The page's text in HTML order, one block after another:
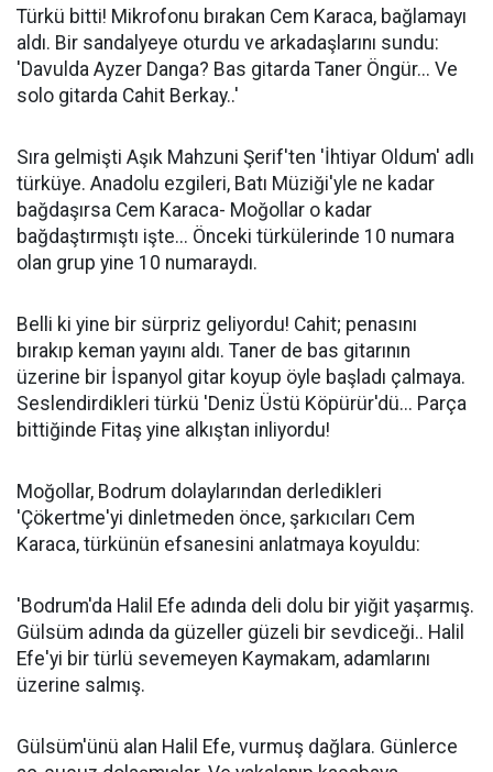
Türkü bitti! Mikrofonu bırakan Cem Karaca, bağlamayı
aldı. Bir sandalyeye oturdu ve arkadaşlarını sundu:
'Davulda Ayzer Danga? Bas gitarda Taner Öngür... Ve
solo gitarda Cahit Berkay..'
Sıra gelmişti Aşık Mahzuni Şerif'ten 'İhtiyar Oldum' adlı
türküye. Anadolu ezgileri, Batı Müziği'yle ne kadar
bağdaşırsa Cem Karaca- Moğollar o kadar
bağdaştırmıştı işte... Önceki türkülerinde 10 numara
olan grup yine 10 numaraydı.
Belli ki yine bir sürpriz geliyordu! Cahit; penasını
bırakıp keman yayını aldı. Taner de bas gitarının
üzerine bir İspanyol gitar koyup öyle başladı çalmaya.
Seslendirdikleri türkü 'Deniz Üstü Köpürür'dü... Parça
bittiğinde Fitaş yine alkıştan inliyordu!
Moğollar, Bodrum dolaylarından derledikleri
'Çökertme'yi dinletmeden önce, şarkıcıları Cem
Karaca, türkünün efsanesini anlatmaya koyuldu:
'Bodrum'da Halil Efe adında deli dolu bir yiğit yaşarmış.
Gülsüm adında da güzeller güzeli bir sevdiceği.. Halil
Efe'yi bir türlü sevemeyen Kaymakam, adamlarını
üzerine salmış.
Gülsüm'ünü alan Halil Efe, vurmuş dağlara. Günlerce